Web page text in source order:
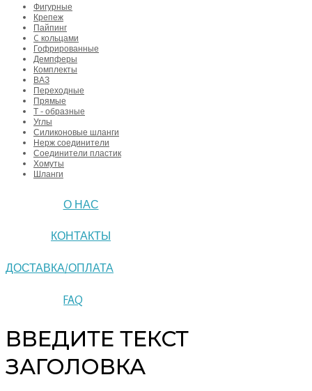
Фигурные
Крепеж
Пайпинг
C кольцами
Гофрированные
Демпферы
Комплекты
ВАЗ
Переходные
Прямые
Т - образные
Углы
Силиконовые шланги
Нерж соединители
Соединители пластик
Хомуты
Шланги
О НАС
КОНТАКТЫ
ДОСТАВКА/ОПЛАТА
FAQ
ВВЕДИТЕ ТЕКСТ
ЗАГОЛОВКА